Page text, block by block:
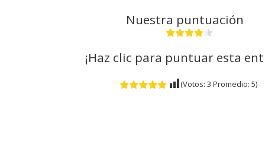
Nuestra puntuación
¡Haz clic para puntuar esta
(Votos: 3 Promedio: 5)